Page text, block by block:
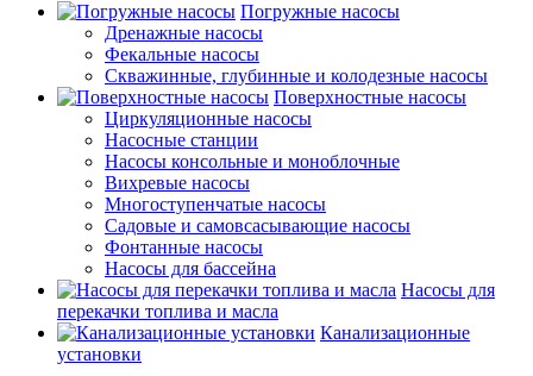
Погружные насосы
Дренажные насосы
Фекальные насосы
Скважинные, глубинные и колодезные насосы
Поверхностные насосы
Циркуляционные насосы
Насосные станции
Насосы консольные и моноблочные
Вихревые насосы
Многоступенчатые насосы
Садовые и самовсасывающие насосы
Фонтанные насосы
Насосы для бассейна
Насосы для
перекачки топлива и масла
Канализационные
установки